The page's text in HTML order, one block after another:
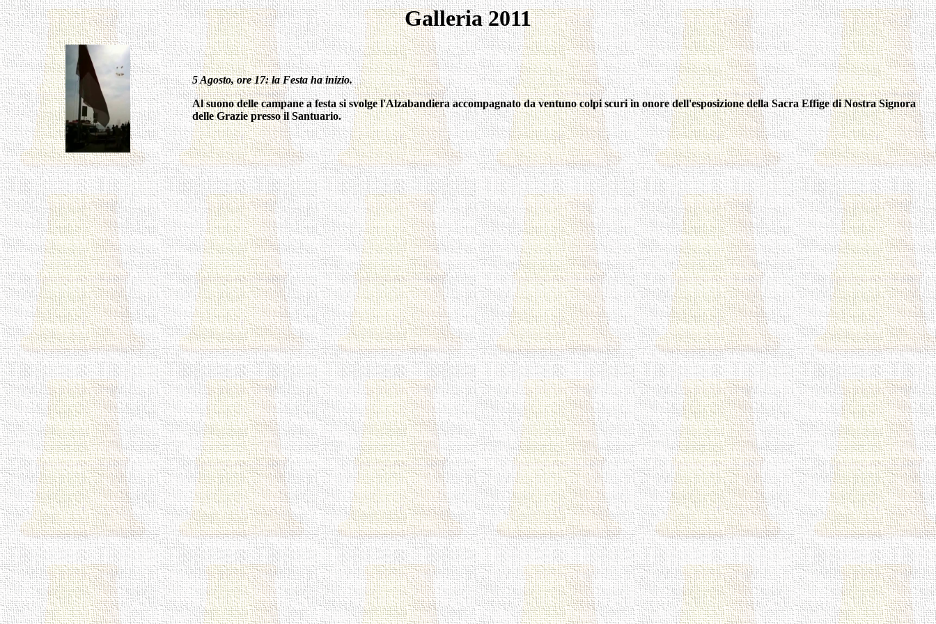
Galleria 2011
5 Agosto, ore 17: la Festa ha inizio.
Al suono delle campane a festa si svolge l'Alzabandiera accompagnato da ventuno colpi scuri in onore dell'esposizione della Sacra Effige di Nostra Signora
delle Grazie presso il Santuario.